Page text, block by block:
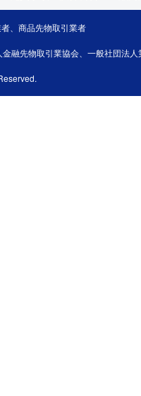
、商品先物取引業者
融先物取引業協会、一般社団法